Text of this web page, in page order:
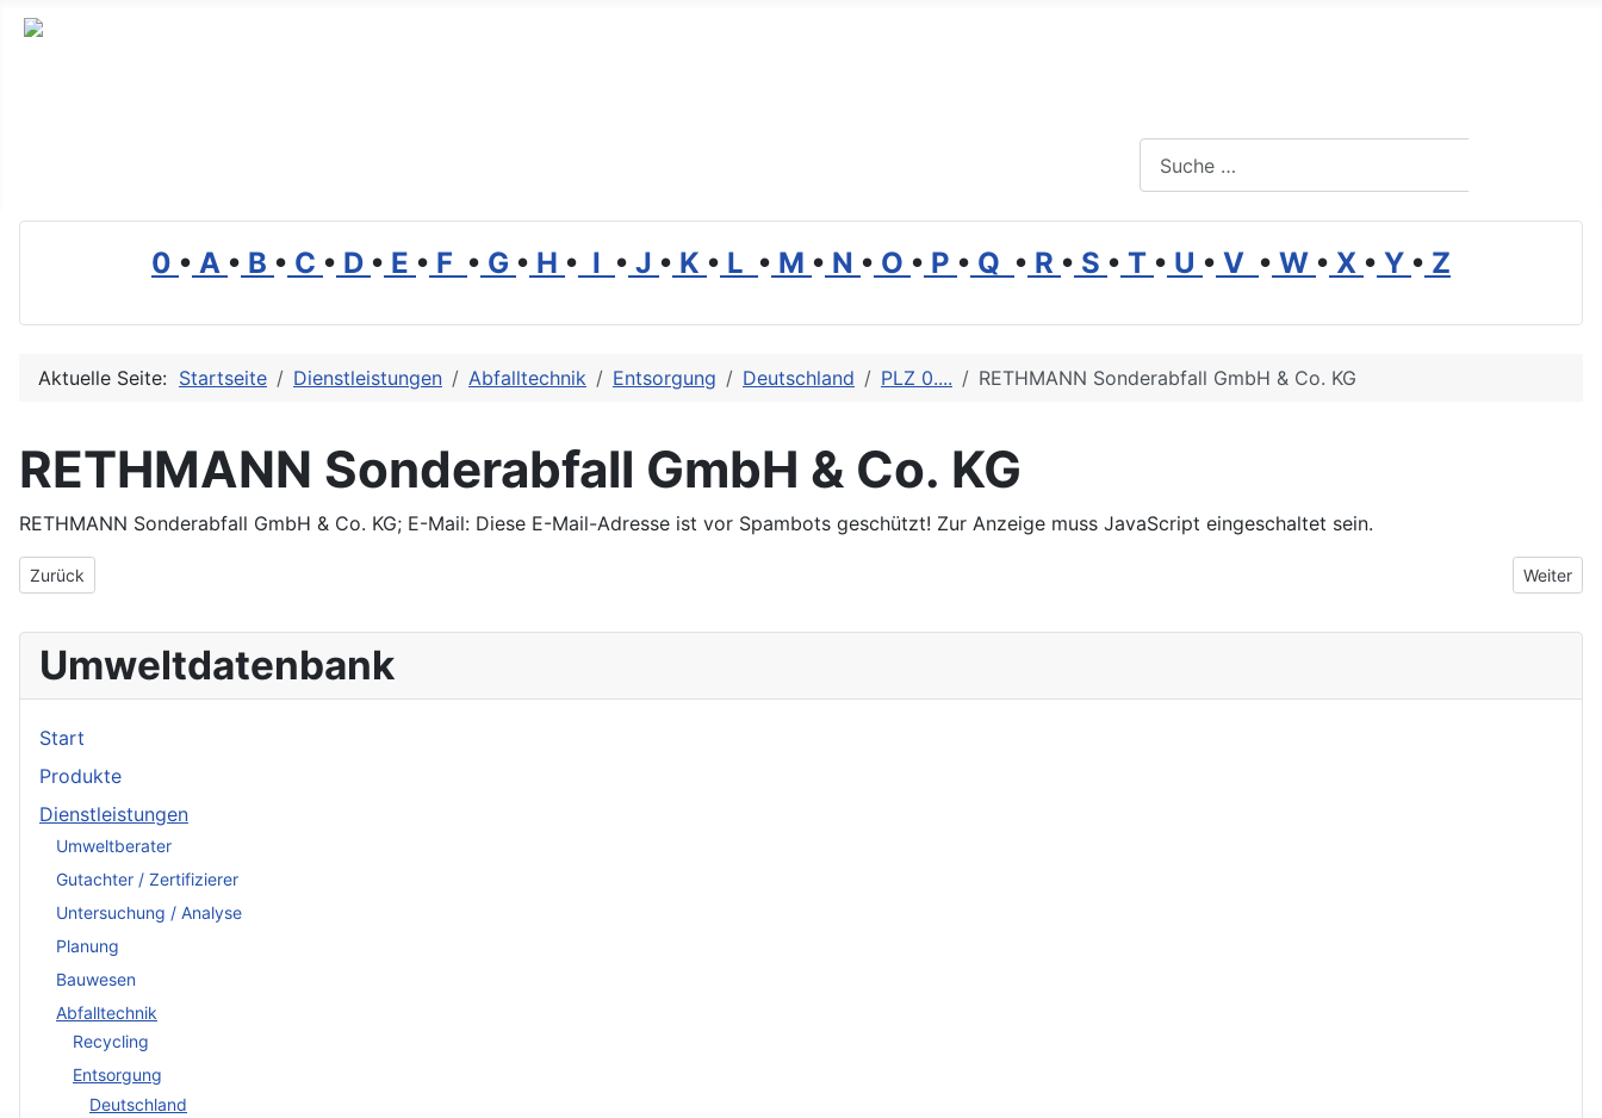
0 • A • B • C • D • E • F • G • H • I • J • K • L • M • N • O • P • Q • R • S • T • U • V • W • X • Y • Z
Aktuelle Seite: Startseite Dienstleistungen Abfalltechnik Entsorgung Deutschland PLZ 0.... RETHMANN Sonderabfall GmbH & Co. KG
RETHMANN Sonderabfall GmbH & Co. KG
RETHMANN Sonderabfall GmbH & Co. KG; E-Mail: Diese E-Mail-Adresse ist vor Spambots geschützt! Zur Anzeige muss JavaScript eingeschaltet sein.
Vorheriger Beitrag: Rethmann Entsorgungsgesellschaft mbH
Zurück Nächster
Weiter
Umweltdatenbank
Start
Produkte
Dienstleistungen
Umweltberater
Gutachter / Zertifizierer
Untersuchung / Analyse
Planung
Bauwesen
Abfalltechnik
Recycling
Entsorgung
Deutschland